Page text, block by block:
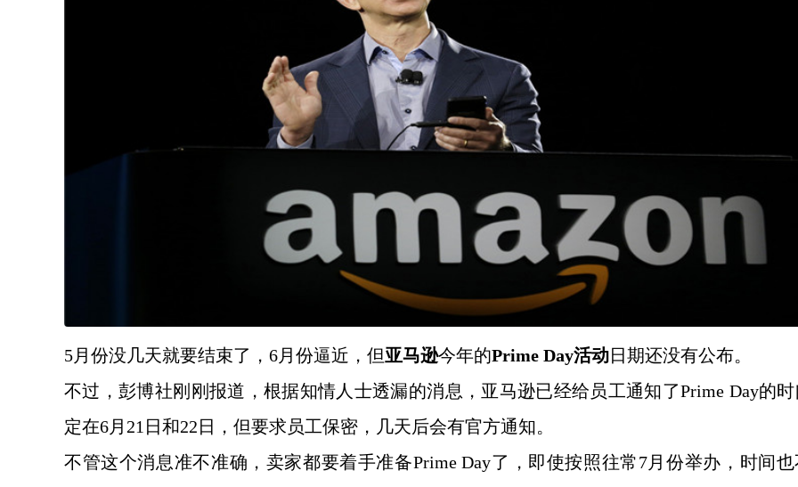
5月份没几天就要结束了，6月份逼近，但亚马逊今年的Prime Day活动日期还没有公布。
不过，彭博社刚刚 报道，根据知情人士透漏的消息，亚马逊已经给员工通知了Prime Day的
定在6月21日和22日，但要求员工保密，几天后会有官方通知。
不管这个消息准不准确，卖家都要着手准备Prime Day了，即使按照往常7月份举办，时间